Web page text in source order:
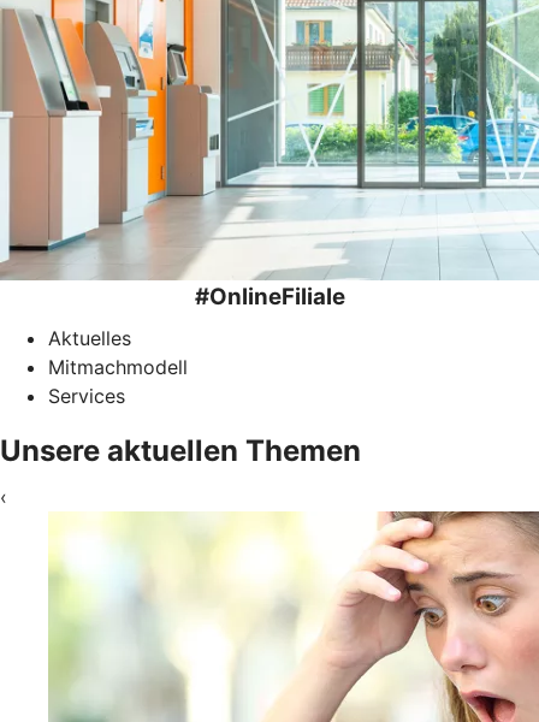
#OnlineFiliale
Aktuelles
Mitmachmodell
Services
Unsere aktuellen Themen
‹